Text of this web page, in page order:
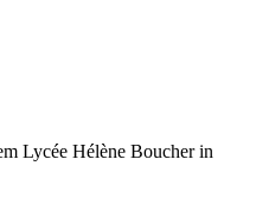
Lycée Hélène Boucher in